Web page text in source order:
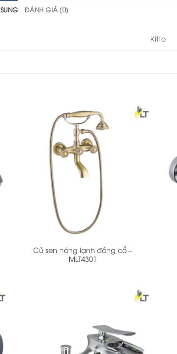
ĐÁNH GIÁ (0)
Kitto
Củ sen nóng lạnh đồng cổ –
MLT4301